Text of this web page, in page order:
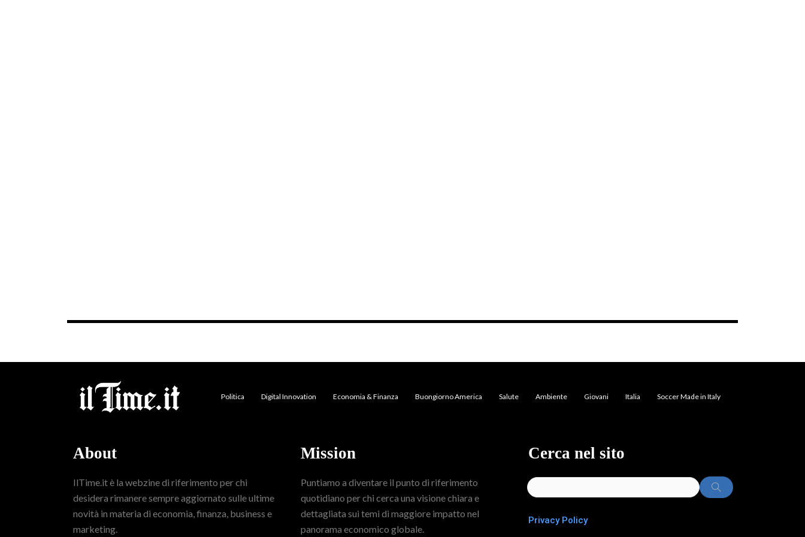
Politica Digital Innovation Economia & Finanza Buongiorno America Salute Ambiente Giovani Italia Soccer Made in Italy
About
IlTime.it è la webzine di riferimento per chi
desidera rimanere sempre aggiornato sulle ultime
novità in materia di economia, finanza, business e
marketing.
Mission
Puntiamo a diventare il punto di riferimento
quotidiano per chi cerca una visione chiara e
dettagliata sui temi di maggiore impatto nel
panorama economico globale.
Cerca nel sito
Privacy Policy